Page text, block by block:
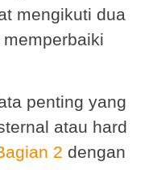
mengikuti dua
penting yang
atau hard
2 dengan